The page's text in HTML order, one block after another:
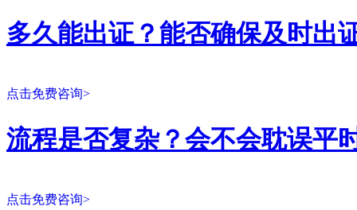
多久能出证？能否确保及时出
点击免费咨询>
流程是否复杂？会不会耽误平
点击免费咨询>